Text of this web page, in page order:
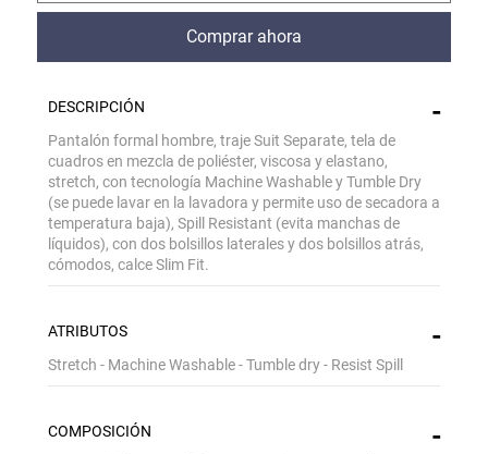
comprar
DESCRIPCIÓN
Pantalón formal hombre, traje Suit Separate, tela de
cuadros en mezcla de poliéster, viscosa y elastano,
stretch, con tecnología Machine Washable y Tumble Dry
(se puede lavar en la lavadora y permite uso de secadora a
temperatura baja), Spill Resistant (evita manchas de
líquidos), con dos bolsillos laterales y dos bolsillos atrás,
cómodos, calce Slim Fit.
ATRIBUTOS
Stretch - Machine Washable - Tumble dry - Resist Spill
COMPOSICIÓN
Gracias por inscribirte!
Aquí esta tu cupón, usalo en tu siguiente
compra. Valido por 72 hrs.